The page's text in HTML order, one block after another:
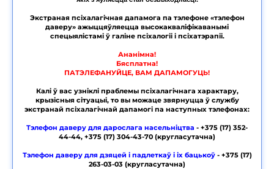
Экстраная псіхалагічная дапамога па тэлефоне «тэлефон
даверу» ажыццяўляецца высокакваліфікаванымі
спецыялістамі ў галіне псіхалогіі і псіхатэрапіі.
Ананімна!
Бясплатна!
ПАТЭЛЕФАНУЙЦЕ, ВАМ ДАПАМОГУЦЬ!
Калі ў вас узніклі праблемы псіхалагічнага характару,
крызісныя сітуацыі, то вы можаце звярнуцца ў службу
экстранай псіхалагічнай дапамогі па наступных тэлефонах:
Тэлефон даверу для дарослага насельніцтва - +375 (17) 352-
44-44, +375 (17) 304-43-70 (кругласутачна)
Тэлефон даверу для дзяцей і падлеткаў і іх бацькоў- +375 (17)
263-03-03 (кругласутачна)